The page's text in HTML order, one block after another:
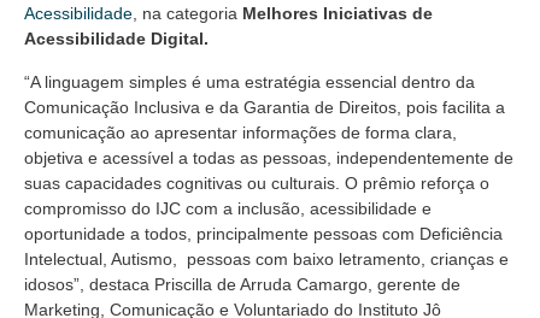
Acessibilidade, na categoria Melhores Iniciativas de
Acessibilidade Digital.
“A linguagem simples é uma estratégia essencial dentro da
Comunicação Inclusiva e da Garantia de Direitos, pois facilita a
comunicação ao apresentar informações de forma clara,
objetiva e acessível a todas as pessoas, independentemente de
suas capacidades cognitivas ou culturais. O prêmio reforça o
compromisso do IJC com a inclusão, acessibilidade e
oportunidade a todos, principalmente pessoas com Deficiência
Intelectual, Autismo, pessoas com baixo letramento, crianças e
idosos”, destaca Priscilla de Arruda Camargo, gerente de
Marketing, Comunicação e Voluntariado do Instituto Jô